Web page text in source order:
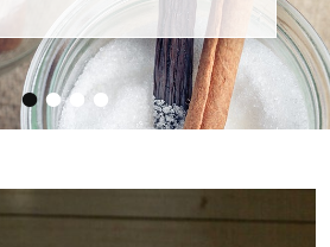
••••